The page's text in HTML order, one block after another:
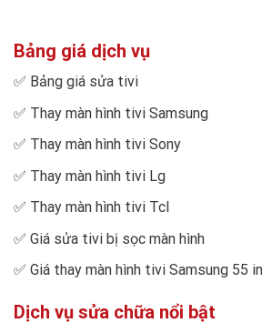
Bảng giá dịch vụ
✅ Bảng giá sửa tivi
✅ Thay màn hình tivi Samsung
✅ Thay màn hình tivi Sony
✅ Thay màn hình tivi Lg
✅ Thay màn hình tivi Tcl
✅ Giá sửa tivi bị sọc màn hình
✅ Giá thay màn hình tivi Samsung 55
Dịch vụ sửa chữa nổi bật